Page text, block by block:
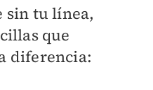
sin tu línea,
que
diferencia: